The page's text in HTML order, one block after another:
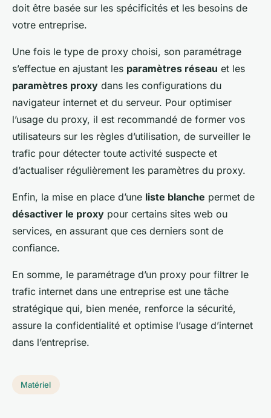
doit être basée sur les spécificités et les besoins de
votre entreprise.
Une fois le type de proxy choisi, son paramétrage
s’effectue en ajustant les paramètres réseau et les
paramètres proxy dans les configurations du
navigateur internet et du serveur. Pour optimiser
l’usage du proxy, il est recommandé de former vos
utilisateurs sur les règles d’utilisation, de surveiller le
trafic pour détecter toute activité suspecte et
d’actualiser régulièrement les paramètres du proxy.
Enfin, la mise en place d’une liste blanche permet de
désactiver le proxy pour certains sites web ou
services, en assurant que ces derniers sont de
confiance.
En somme, le paramétrage d’un proxy pour filtrer le
trafic internet dans une entreprise est une tâche
stratégique qui, bien menée, renforce la sécurité,
assure la confidentialité et optimise l’usage d’internet
dans l’entreprise.
Matériel